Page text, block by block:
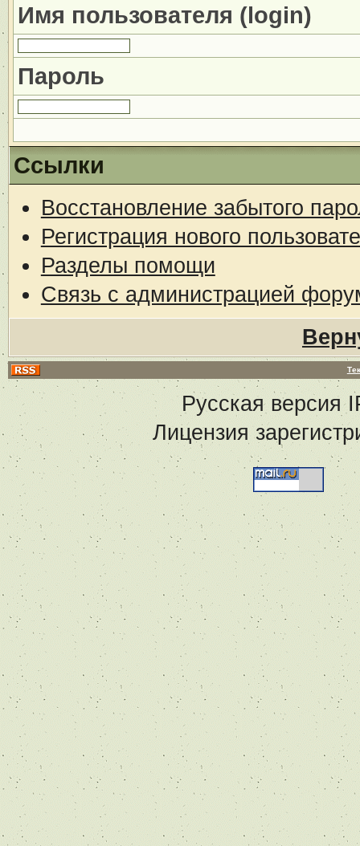
Имя пользователя (login)
Пароль
Ссылки
Восстановление забытого
Регистрация нового
Разделы помощи
Связь с администрацией
Русская версия
Лицензия